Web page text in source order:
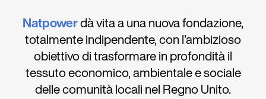
Natpowerdà vita a una nuova fondazione,
totalmente indipendente, con l’ambizioso
obiettivo di trasformare in profondità il
tessuto economico, ambientale e sociale
delle comunità locali nel Regno Unito.